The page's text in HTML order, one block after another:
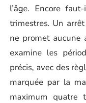
l’âge. Encore
trimestres. Un
ne promet aucune
examine les
précis, avec des
marquée par la
maximum quatre